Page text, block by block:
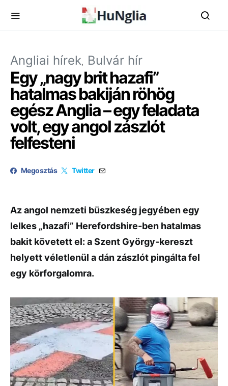
Angliai hírek Bulvár hír
Egy „nagy brit hazafi”
hatalmas bakiján röhög
egész Anglia – egy feladata
volt, egy angol zászlót
felfesteni
Megosztás Twitter
Az angol nemzeti büszkeség jegyében egy
lelkes „hazafi” Herefordshire-ben hatalmas
bakit követett el: a Szent György-kereszt
helyett véletlenül a dán zászlót pingálta fel
egy körforgalomra.